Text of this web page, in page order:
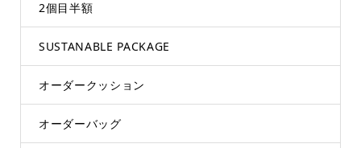
2個目半額
SUSTANABLE PACKAGE
オーダークッション
オーダーバッグ